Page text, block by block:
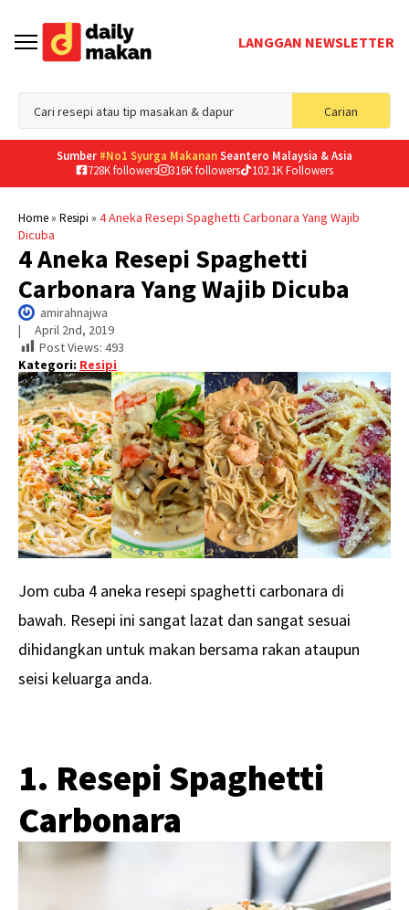
LANGGAN NEWSLETTER
Carian
for:
Sumber #No1 Syurga MakananSeantero Malaysia & Asia
728K followers
316K followers 102.1K Followers
Home» Resipi » 4 Aneka Resepi Spaghetti Carbonara Yang Wajib
Dicuba
4 Aneka Resepi Spaghetti
Carbonara Yang Wajib Dicuba
amirahnajwa
| April 2nd, 2019
Post Views: 493
Kategori: Resipi
Jom cuba 4 aneka resepi spaghetti carbonara di
bawah. Resepi ini sangat lazat dan sangat sesuai
dihidangkan untuk makan bersama rakan ataupun
seisi keluarga anda.
1. Resepi Spaghetti
Carbonara